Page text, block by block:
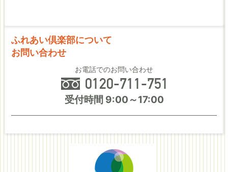
ふれあい倶楽部について
お問い合わせ
お電話でのお問い合わせ
受付時間 9:00～17:00